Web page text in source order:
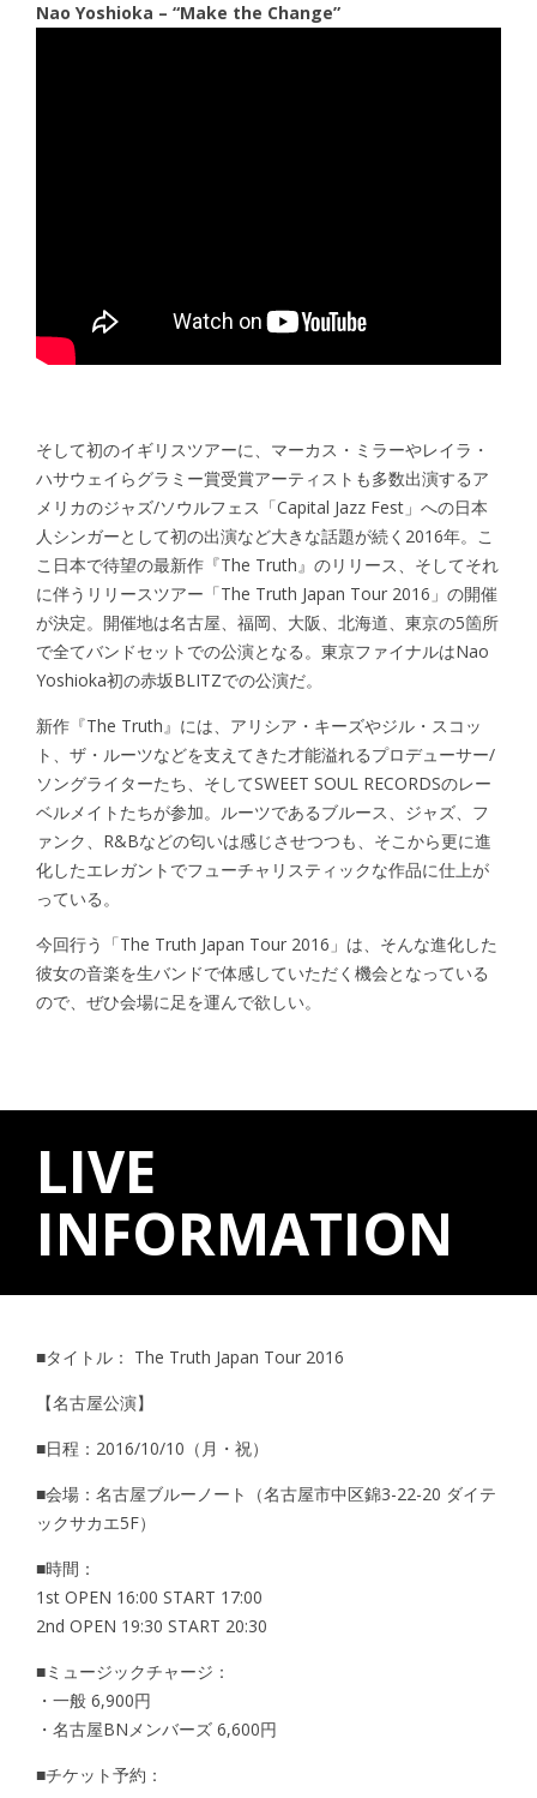
Nao Yoshioka – “Make the Change”
そして初のイギリスツアーに、マーカス・ミラーやレイラ・
ハサウェイらグラミー賞受賞アーティストも多数出演するア
メリカのジャズ/ソウルフェス「Capital Jazz Fest」への日本
人シンガーとして初の出演など大きな話題が続く2016年。こ
こ日本で待望の最新作『The Truth』のリリース、そしてそれ
に伴うリリースツアー「The Truth Japan Tour 2016」の開催
が決定。開催地は名古屋、福岡、大阪、北海道、東京の5箇所
で全てバンドセットでの公演となる。東京ファイナルはNao
Yoshioka初の赤坂BLITZでの公演だ。
新作『The Truth』には、アリシア・キーズやジル・スコッ
ト、ザ・ルーツなどを支えてきた才能溢れるプロデューサー/
ソングライターたち、そしてSWEET SOUL RECORDSのレー
ベルメイトたちが参加。ルーツであるブルース、ジャズ、フ
ァンク、R&Bなどの匂いは感じさせつつも、そこから更に進
化したエレガントでフューチャリスティックな作品に仕上が
っている。
今回行う「The Truth Japan Tour 2016」は、そんな進化した
彼女の音楽を生バンドで体感していただく機会となっている
ので、ぜひ会場に足を運んで欲しい。
LIVE
INFORMATION
■タイトル： The Truth Japan Tour 2016
【名古屋公演】
■日程：2016/10/10（月・祝）
■会場：名古屋ブルーノート（名古屋市中区錦3-22-20 ダイテ
ックサカエ5F）
■時間：
1st OPEN 16:00 START 17:00
2nd OPEN 19:30 START 20:30
■ミュージックチャージ：
・一般 6,900円
・名古屋BNメンバーズ 6,600円
■チケット予約：